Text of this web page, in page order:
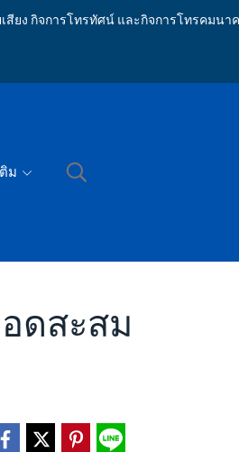
สียง กิจการโทรทัศน์ และกิจการโทรคมนา
ม
ดสะสม